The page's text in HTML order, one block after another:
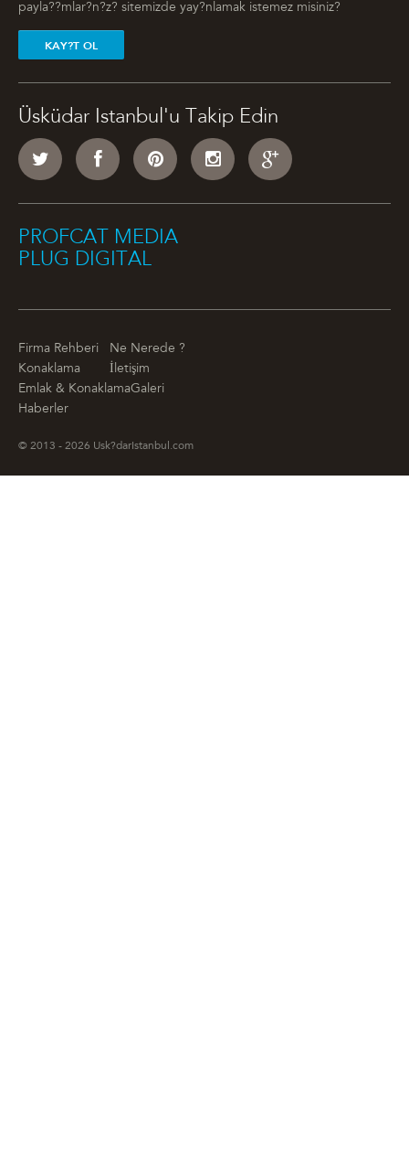
payla??mlar?n?z? sitemizde yay?nlamak istemez misiniz?
KAY?T OL
Üsküdar Istanbul'u Takip Edin
PROFCAT MEDIA
PLUG DIGITAL
Firma Rehberi
Ne Nerede ?
Konaklama
İletişim
Emlak & KonaklamaGaleri
Haberler
© 2013 - 2026 Usk?darIstanbul.com